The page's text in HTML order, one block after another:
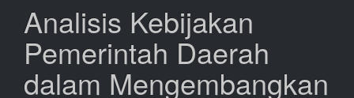
Analisis Kebijakan
Pemerintah Daerah
dalam Mengembangkan